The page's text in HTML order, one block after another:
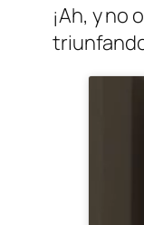
¡Ah, y no